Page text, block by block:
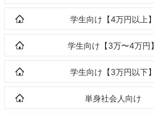
学生向け【4万円以上】
学生向け【3万〜4万円】
学生向け【3万円以下】
単身社会人向け